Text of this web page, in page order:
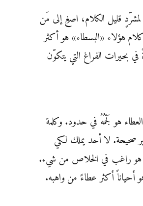
قليل الكلام، اصغِ إلى مَن
هؤلاء «البسطاء» هو أكثر
في بحيرات الفراغ التي يتكوّن
هو لَجْمُهُ في حدود. وكلمة
صحيحة. لا أحد يملك لكي
هو راغب في الخلاص من شيء.
أحياناً أكثر عطاءً من واهبه.